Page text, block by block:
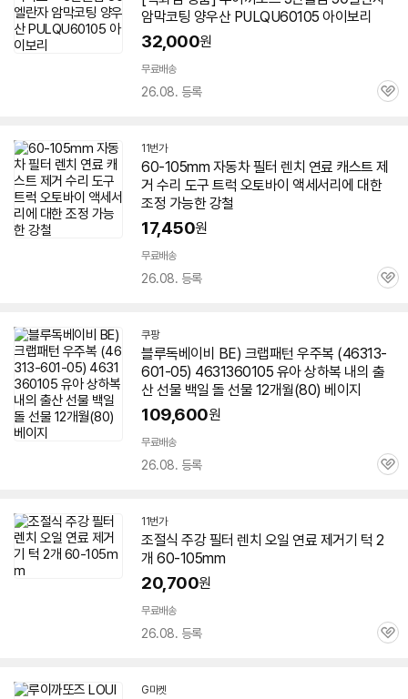
암막코팅 양우산 PULQU60105 아이보리
32,000원
무료배송
26.08. 등록
관
11번가
60-105mm 자동차 필터 렌치 연료 캐스트 제
거 수리 도구 트럭 오토바이 액세서리에 대한
조정 가능한 강철
17,450원
무료배송
26.08. 등록
관
쿠팡
블루독베이비 BE) 크랩패턴 우주복 (46313-
601-05) 4631360105 유아 상하복 내의 출
산 선물 백일 돌 선물 12개월(80) 베이지
109,600원
무료배송
26.08. 등록
관
11번가
조절식 주강 필터 렌치 오일 연료 제거기 턱 2
개 60-105mm
20,700원
무료배송
26.08. 등록
관
G마켓